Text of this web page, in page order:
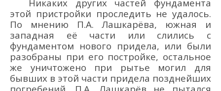
Никаких других частей фундамента
этой пристройки проследить не удалось.
По мнению П.А. Лашкарёва, южная и
западная её части или слились с
фундаментом нового придела, или были
разобраны при его постройке, остальное
же уничтожено при рытье могил для
бывших в этой части придела позднейших